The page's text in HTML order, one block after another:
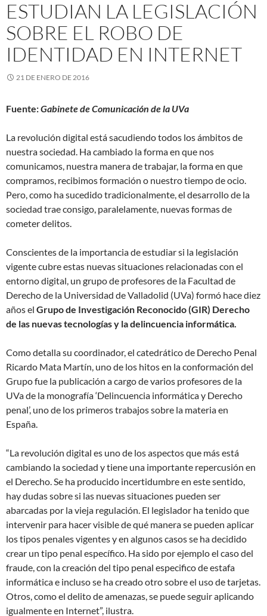
ESTUDIAN LA LEGISLACIÓN
SOBRE EL ROBO DE
IDENTIDAD EN INTERNET
21 DE ENERO DE 2016
Fuente:Gabinete de Comunicación de la UVa
La revolución digital está sacudiendo todos los ámbitos de
nuestra sociedad. Ha cambiado la forma en que nos
comunicamos, nuestra manera de trabajar, la forma en que
compramos, recibimos formación o nuestro tiempo de ocio.
Pero, como ha sucedido tradicionalmente, el desarrollo de la
sociedad trae consigo, paralelamente, nuevas formas de
cometer delitos.
Conscientes de la importancia de estudiar si la legislación
vigente cubre estas nuevas situaciones relacionadas con el
entorno digital, un grupo de profesores de la Facultad de
Derecho de la Universidad de Valladolid (UVa) formó hace diez
años el Grupo de Investigación Reconocido (GIR) Derecho
de las nuevas tecnologías y la delincuencia informática.
Como detalla su coordinador, el catedrático de Derecho Penal
Ricardo Mata Martín, uno de los hitos en la conformación del
Grupo fue la publicación a cargo de varios profesores de la
UVa de la monografía ‘Delincuencia informática y Derecho
penal’, uno de los primeros trabajos sobre la materia en
España.
“La revolución digital es uno de los aspectos que más está
cambiando la sociedad y tiene una importante repercusión en
el Derecho. Se ha producido incertidumbre en este sentido,
hay dudas sobre si las nuevas situaciones pueden ser
abarcadas por la vieja regulación. El legislador ha tenido que
intervenir para hacer visible de qué manera se pueden aplicar
los tipos penales vigentes y en algunos casos se ha decidido
crear un tipo penal específico. Ha sido por ejemplo el caso del
fraude, con la creación del tipo penal especifico de estafa
informática e incluso se ha creado otro sobre el uso de tarjetas.
Otros, como el delito de amenazas, se puede seguir aplicando
igualmente en Internet”, ilustra.